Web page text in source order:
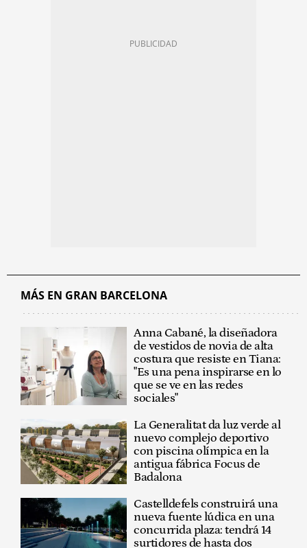
MÁS EN GRAN BARCELONA
Anna Cabané, la diseñadora
de vestidos de novia de alta
costura que resiste en Tiana:
"Es una pena inspirarse en lo
que se ve en las redes
sociales"
La Generalitat da luz verde al
nuevo complejo deportivo
con piscina olímpica en la
antigua fábrica Focus de
Badalona
Castelldefels construirá una
nueva fuente lúdica en una
concurrida plaza: tendrá 14
surtidores de hasta dos